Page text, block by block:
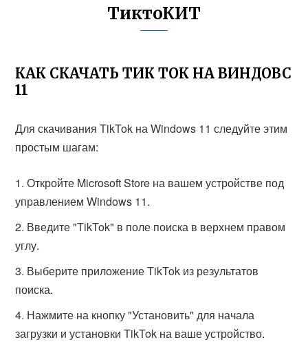
ТиктоКИТ
КАК СКАЧАТЬ ТИК ТОК НА ВИНДОВС
11
Для скачивания TikTok на Windows 11 следуйте этим
простым шагам:
Откройте Microsoft Store на вашем устройстве под
управлением Windows 11.
Введите "TikTok" в поле поиска в верхнем правом
углу.
Выберите приложение TikTok из результатов
поиска.
Нажмите на кнопку "Установить" для начала
загрузки и установки TikTok на ваше устройство.